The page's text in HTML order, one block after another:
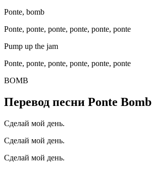
Ponte, bomb
Ponte, ponte, ponte, ponte, ponte, ponte
Pump up the jam
Ponte, ponte, ponte, ponte, ponte, ponte
BOMB
Перевод песни Ponte Bomb
Сделай мой день.
Сделай мой день.
Сделай мой день.